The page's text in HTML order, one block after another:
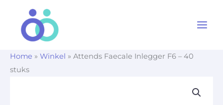
Home » Winkel » Attends Faecale Inlegger F6 – 40
stuks